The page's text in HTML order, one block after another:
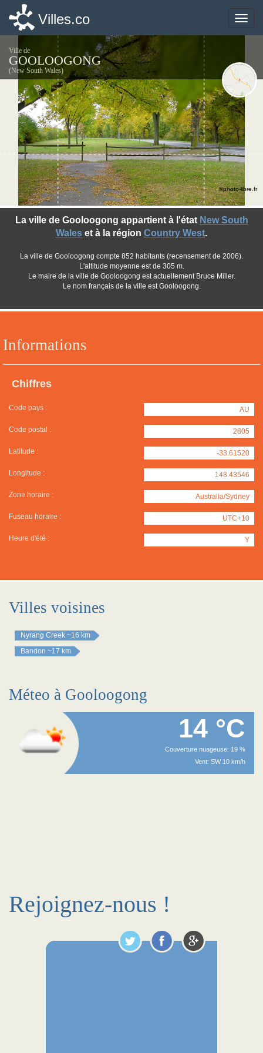
Toggle
Villes.co
Ville de
GOOLOOGONG
(New South Wales)
Informations
Chiffres
Code pays : AU
Code postal : 2805
Latitude : -33.61520
Longitude : 148.43546
Zone horaire : Australia/Sydney
Fuseau horaire : UTC+10
Heure d'été : Y
La ville de Gooloogong appartient à l'état New South
Wales et à la région Country West.
La ville de Gooloogong compte 852 habitants (recensement de 2006).
L'altitude moyenne est de 305 m.
Le maire de la ville de Gooloogong est actuellement Bruce Miller.
Le nom français de la ville est Gooloogong.
©photo-libre.fr
Villes voisines
Nyrang Creek ~16 km
Bandon ~17 km
Méteo à Gooloogong
14 °C
Couverture nuageuse: 19 %
Vent: SW 10 km/h
Rejoignez-nous !
Toggle
Villes.co